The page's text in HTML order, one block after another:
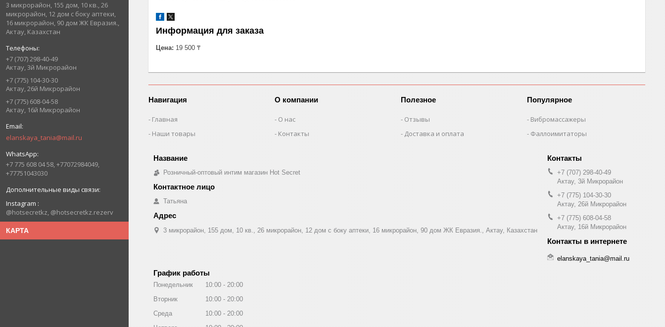
3 микрорайон, 155 дом, 10 кв., 26
микрорайон, 12 дом с боку аптеки,
16 микрорайон, 90 дом ЖК Евразия.,
Актау, Казахстан
+7 (707) 298-40-49
Актау, 3й Микрорайон
+7 (775) 104-30-30
Актау, 26й Микрорайон
+7 (775) 608-04-58
Актау, 16й Микрорайон
elanskaya_tania@mail.ru
+7 775 608 04 58, +77072984049,
+77751043030
Instagram
@hotsecretkz, @hotsecretkz.rezerv
КАРТА
Информация для заказа
Цена: 19 500 ₸
Навигация
Главная
Наши товары
О компании
О нас
Контакты
Полезное
Отзывы
Доставка и оплата
Популярное
Вибромассажеры
Фаллоимитаторы
Розничный-оптовый интим магазин Hot Secret
Татьяна
3 микрорайон, 155 дом, 10 кв., 26 микрорайон, 12 дом с боку аптеки, 16 микрорайон, 90 дом ЖК Евразия., Актау, Казахстан
+7 (707) 298-40-49
Актау, 3й Микрорайон
+7 (775) 104-30-30
Актау, 26й Микрорайон
+7 (775) 608-04-58
Актау, 16й Микрорайон
elanskaya_tania@mail.ru
График работы
Понедельник 10:00
20:00
Вторник
10:00
20:00
Среда
10:00
20:00